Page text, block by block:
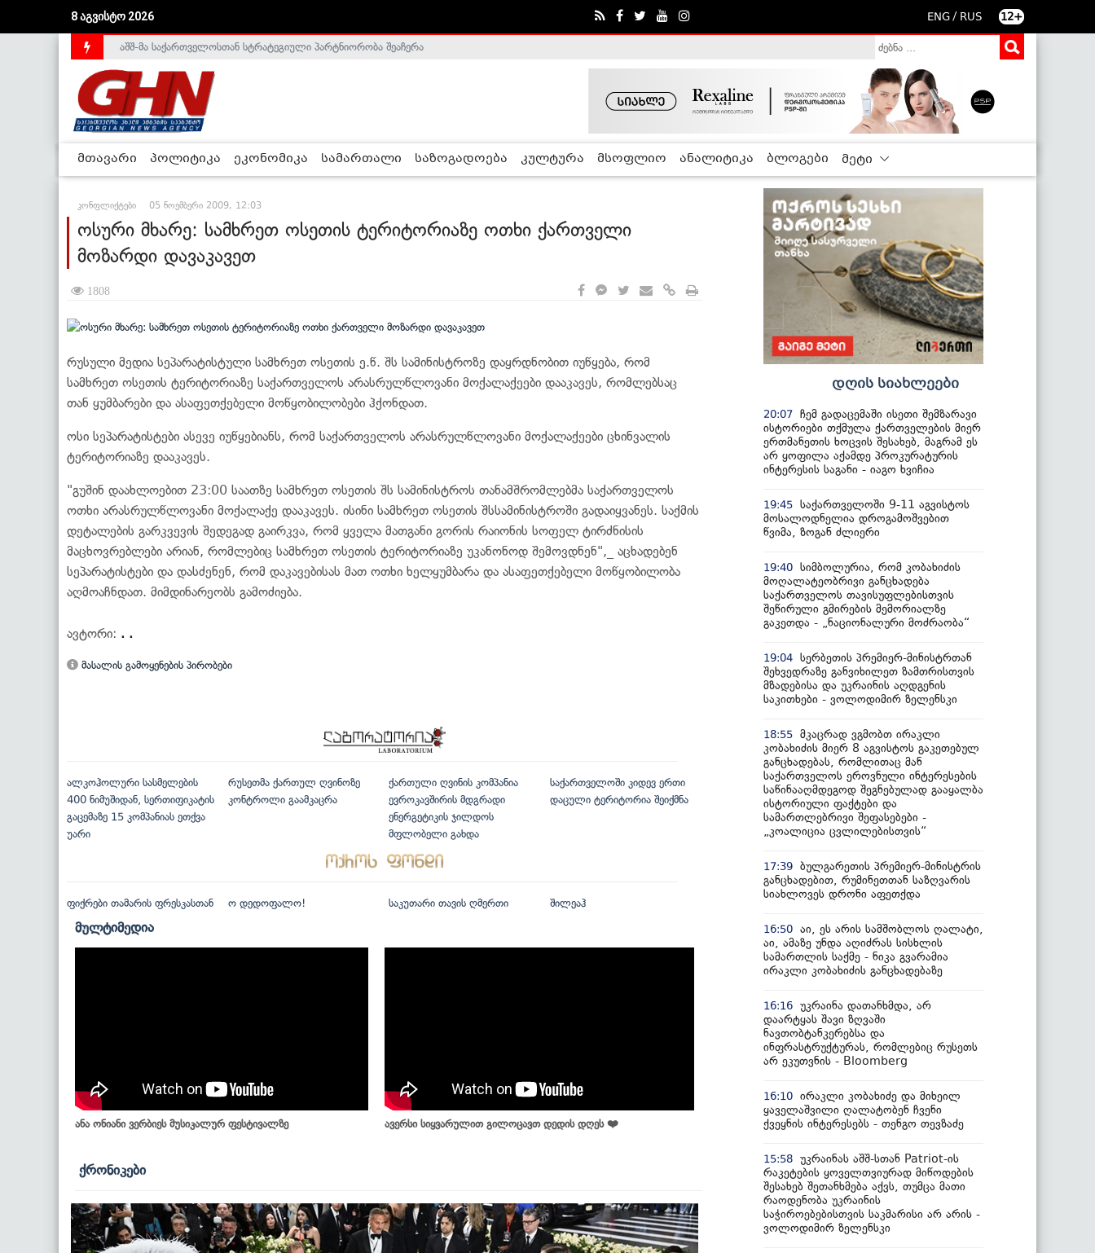
8 აგვისტო 2026 ENG / RUS 12+
საქართველოს დე-ფაქტო მთავრობა არალეგიტიმურია - ჰელსინკის კომისია
აშშ-მა საქართველოსთან სტრატეგიული პარტნიორობა შეაჩერა
მთავარი პოლიტიკა ეკონომიკა სამართალი საზოგადოება კულტურა მსოფლიო ანალიტიკა ბლოგები მეტი
კონფლიქტები 05 ნოემბერი 2009, 12:03
ოსური მხარე: სამხრეთ ოსეთის ტერიტორიაზე ოთხი ქართველი
მოზარდი დავაკავეთ
1808
რუსული მედია სეპარატისტული სამხრეთ ოსეთის ე.წ. შს სამინისტროზე დაყრდნობით იუწყება, რომ
სამხრეთ ოსეთის ტერიტორიაზე საქართველოს არასრულწლოვანი მოქალაქეები დააკავეს, რომლებსაც
თან ყუმბარები და ასაფეთქებელი მოწყობილობები ჰქონდათ.
ოსი სეპარატისტები ასევე იუწყებიანს, რომ საქართველოს არასრულწლოვანი მოქალაქეები ცხინვალის
ტერიტორიაზე დააკავეს.
"გუშინ დაახლოებით 23:00 საათზე სამხრეთ ოსეთის შს სამინისტროს თანამშრომლებმა საქართველოს
ოთხი არასრულწლოვანი მოქალაქე დააკავეს. ისინი სამხრეთ ოსეთის შსსამინისტროში გადაიყვანეს. საქმის
დეტალების გარკვევის შედეგად გაირკვა, რომ ყველა მათგანი გორის რაიონის სოფელ ტირძნისის
მაცხოვრებლები არიან, რომლებიც სამხრეთ ოსეთის ტერიტორიაზე უკანონოდ შემოვდნენ",_ აცხადებენ
სეპარატისტები და დასძენენ, რომ დაკავებისას მათ ოთხი ხელყუმბარა და ასაფეთქებელი მოწყობილობა
აღმოაჩნდათ. მიმდინარეობს გამოძიება.
ავტორი: . .
მასალის გამოყენების პირობები
ალკოჰოლური სასმელების
400 ნიმუშიდან, სერთიფიკატის
გაცემაზე 15 კომპანიას ეთქვა
უარი
რუსეთმა ქართულ ღვინოზე
კონტროლი გაამკაცრა
ქართული ღვინის კომპანია
ევროკავშირის მდგრადი
ენერგეტიკის ჯილდოს
მფლობელი გახდა
საქართველოში კიდევ ერთი
დაცული ტერიტორია შეიქმნა
ფიქრები თამარის ფრესკასთან ო დედოფალო! საკუთარი თავის ღმერთი შილეაჰ
მულტიმედია
ანა ონიანი ვერბიეს მუსიკალურ ფესტივალზე ავერსი სიყვარულით გილოცავთ დედის დღეს ❤️
ქრონიკები
დღის სიახლეები
20:07 ჩემ გადაცემაში ისეთი შემზარავი
ისტორიები თქმულა ქართველების მიერ
ერთმანეთის ხოცვის შესახებ, მაგრამ ეს
არ ყოფილა აქამდე პროკურატურის
ინტერესის საგანი - იაგო ხვიჩია
19:45 საქართველოში 9-11 აგვისტოს
მოსალოდნელია დროგამოშვებით
წვიმა, ზოგან ძლიერი
19:40 სიმბოლურია, რომ კობახიძის
მოღალატეობრივი განცხადება
საქართველოს თავისუფლებისთვის
შეწირული გმირების მემორიალზე
გაკეთდა - „ნაციონალური მოძრაობა“
19:04 სერბეთის პრემიერ-მინისტრთან
შეხვედრაზე განვიხილეთ ზამთრისთვის
მზადებისა და უკრაინის აღდგენის
საკითხები - ვოლოდიმირ ზელენსკი
18:55 მკაცრად ვგმობთ ირაკლი
კობახიძის მიერ 8 აგვისტოს გაკეთებულ
განცხადებას, რომლითაც მან
საქართველოს ეროვნული ინტერესების
საწინააღმდეგოდ შეგნებულად გააყალბა
ისტორიული ფაქტები და
სამართლებრივი შეფასებები -
„კოალიცია ცვლილებისთვის“
17:39 ბულგარეთის პრემიერ-მინისტრის
განცხადებით, რუმინეთთან საზღვარის
სიახლოვეს დრონი აფეთქდა
16:50 აი, ეს არის სამშობლოს ღალატი,
აი, ამაზე უნდა აღიძრას სისხლის
სამართლის საქმე - ნიკა გვარამია
ირაკლი კობახიძის განცხადებაზე
16:16 უკრაინა დათანხმდა, არ
დაარტყას შავი ზღვაში
ნავთობტანკერებსა და
ინფრასტრუქტურას, რომლებიც რუსეთს
არ ეკუთვნის - Bloomberg
16:10 ირაკლი კობახიძე და მიხეილ
ყაველაშვილი ღალატობენ ჩვენი
ქვეყნის ინტერესებს - თენგო თევზაძე
15:58 უკრაინას აშშ-სთან Patriot-ის
რაკეტების ყოველთვიურად მიწოდების
შესახებ შეთანხმება აქვს, თუმცა მათი
რაოდენობა უკრაინის
საჭიროებებისთვის საკმარისი არ არის -
ვოლოდიმირ ზელენსკი